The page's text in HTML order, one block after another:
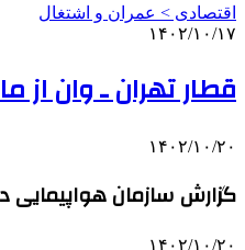
اقتصادی > عمران و اشتغال
۱۴۰۲/۱۰/۱۷
قطار تهران ـ وان از
۱۴۰۲/۱۰/۲۰
گزارش سازمان هواپیمایی درباره حادثه
۱۴۰۲/۱۰/۲۰